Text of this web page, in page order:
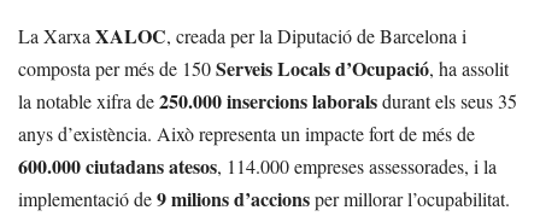
La Xarxa XALOC, creada per la Diputació de Barcelona i
composta per més de 150Serveis Locals d’Ocupació, ha assolit
la notable xifra de250.000 insercions laboralsdurant els seus 35
anys d’existència. Això representa un impacte fort de més de
600.000 ciutadans atesos, 114.000 empreses assessorades, i la
implementació de9 milions d’accionsper millorar l’ocupabilitat.